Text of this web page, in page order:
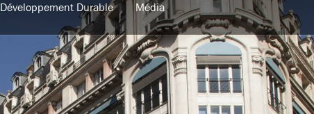
Développement Durable Média